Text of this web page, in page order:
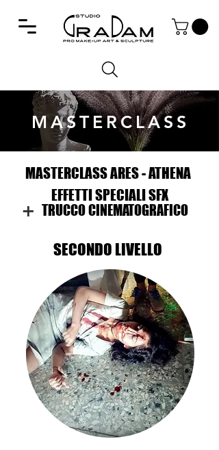
MASTERCLASS
MASTERCLASS ARES - ATHENA
MASTERCLASS ARES - ATHENA
EFFETTI SPECIALI SFX
EFFETTI SPECIALI SFX
SECONDO LIVELLO
SECONDO LIVELLO
+ TRUCCO CINEMATOGRAFICO
TRUCCO CINEMATOGRAFICO